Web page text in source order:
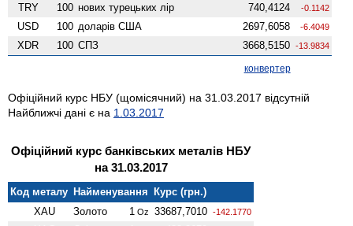
TRY 100 нових турецьких лір 740,4124 -0.1142
USD 100 доларів США 2697,6058 -6.4049
XDR 100 СПЗ 3668,5150 -13.9834
конвертер
Офіційний курс НБУ (щомісячний) на 31.03.2017 відсутній
Найближчі дані є на 1.03.2017
Офіційний курс банківських металів НБУ
на 31.03.2017
Код металу Найменування
Курс (грн.)
XAU
Золото 1 Oz 33687,7010 -142.1770